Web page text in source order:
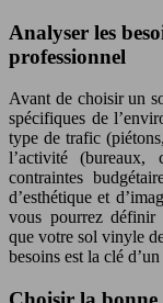
Analyser les
professionnel
Avant de choisir un
spécifiques de
type de trafic
l’activité (bureaux,
contraintes
d’esthétique et
vous pourrez définir
que votre sol vinyle
besoins est la clé